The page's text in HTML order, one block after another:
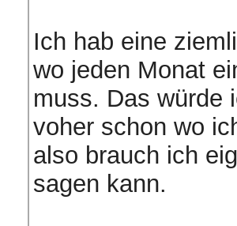
Ich hab eine
wo jeden Monat
muss. Das würde
voher schon wo
also brauch ich
sagen kann.